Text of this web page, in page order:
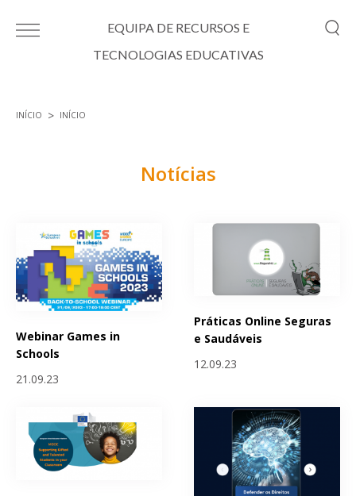
EQUIPA DE RECURSOS E
TECNOLOGIAS EDUCATIVAS
INÍCIO INÍCIO
Notícias
Webinar Games in
Schools
21.09.23
Práticas Online Seguras
e Saudáveis
12.09.23
Páginas